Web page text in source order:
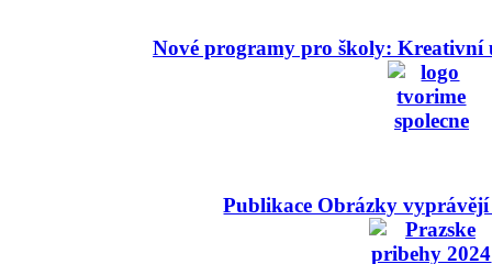
Nové programy pro školy: Kreativní
Publikace Obrázky